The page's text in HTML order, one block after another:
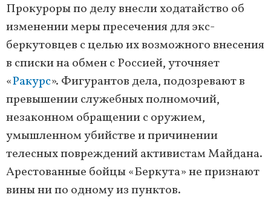
Прокуроры по делу внесли ходатайство об
изменении меры пресечения для экс-
беркутовцев с целью их возможного внесения
в списки на обмен с Россией, уточняет
«Ракурс». Фигурантов дела, подозревают в
превышении служебных полномочий,
незаконном обращении с оружием,
умышленном убийстве и причинении
телесных повреждений активистам Майдана.
Арестованные бойцы «Беркута» не признают
вины ни по одному из пунктов.